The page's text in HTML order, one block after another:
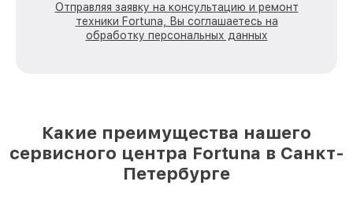
Отправляя заявку на консультацию и ремонт
техники Fortuna, Вы соглашаетесь на
обработку персональных данных
Какие преимущества нашего
сервисного центра Fortuna в Санкт-
Петербурге